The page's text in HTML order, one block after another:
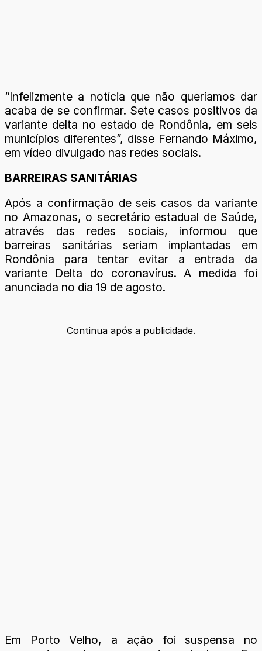
“Infelizmente a notícia que não queríamos dar
acaba de se confirmar. Sete casos positivos da
variante delta no estado de Rondônia, em seis
municípios diferentes”, disse Fernando Máximo,
em vídeo divulgado nas redes sociais.
BARREIRAS SANITÁRIAS
Após a confirmação de seis casos da variante
no Amazonas, o secretário estadual de Saúde,
através das redes sociais, informou que
barreiras sanitárias seriam implantadas em
Rondônia para tentar evitar a entrada da
variante Delta do coronavírus. A medida foi
anunciada no dia 19 de agosto.
Continua após a publicidade.
Em Porto Velho, a ação foi suspensa no